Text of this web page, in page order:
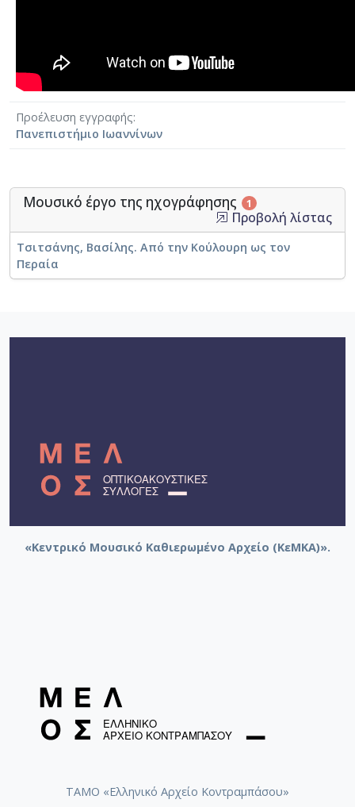
Προέλευση εγγραφής
Πανεπιστήμιο Ιωαννίνων
Μουσικό έργο της ηχογράφησης 1
Προβολή λίστας
Τσιτσάνης, Βασίλης. Από την Κούλουρη ως τον
Περαία
«Κεντρικό Μουσικό Καθιερωμένο Αρχείο (ΚεΜΚΑ)».
ΤΑΜΟ «Ελληνικό Αρχείο Κοντραμπάσου»